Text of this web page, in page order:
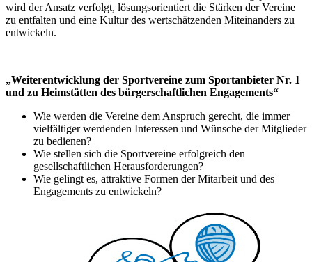
wird der Ansatz verfolgt, lösungsorientiert die Stärken der Vereine
zu entfalten und eine Kultur des wertschätzenden Miteinanders zu
entwickeln.
„Weiterentwicklung der Sportvereine zum Sportanbieter Nr. 1
und zu Heimstätten des bürgerschaftlichen Engagements“
Wie werden die Vereine dem Anspruch gerecht, die immer
vielfältiger werdenden Interessen und Wünsche der Mitglieder
zu bedienen?
Wie stellen sich die Sportvereine erfolgreich den
gesellschaftlichen Herausforderungen?
Wie gelingt es, attraktive Formen der Mitarbeit und des
Engagements zu entwickeln?